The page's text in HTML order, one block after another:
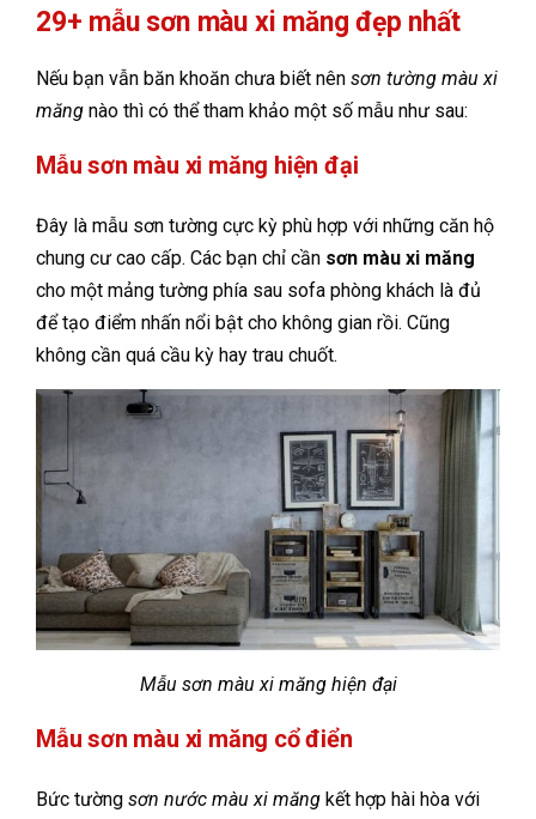
29+ mẫu sơn màu xi măng đẹp nhất
Nếu bạn vẫn băn khoăn chưa biết nên sơn tường màu xi
măng nào thì có thể tham khảo một số mẫu như sau:
Mẫu sơn màu xi măng hiện đại
Đây là mẫu sơn tường cực kỳ phù hợp với những căn hộ
chung cư cao cấp. Các bạn chỉ cần sơn màu xi măng
cho một mảng tường phía sau sofa phòng khách là đủ
để tạo điểm nhấn nổi bật cho không gian rồi. Cũng
không cần quá cầu kỳ hay trau chuốt.
Mẫu sơn màu xi măng hiện đại
Mẫu sơn màu xi măng cổ điển
Bức tường sơn nước màu xi măng kết hợp hài hòa với